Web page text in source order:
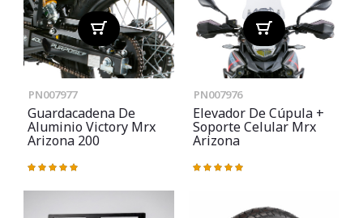
PN007977
Guardacadena De
Aluminio Victory Mrx
Arizona 200
Valoración:
PN007976
Elevador De Cúpula +
Soporte Celular Mrx
Arizona
Valoración: